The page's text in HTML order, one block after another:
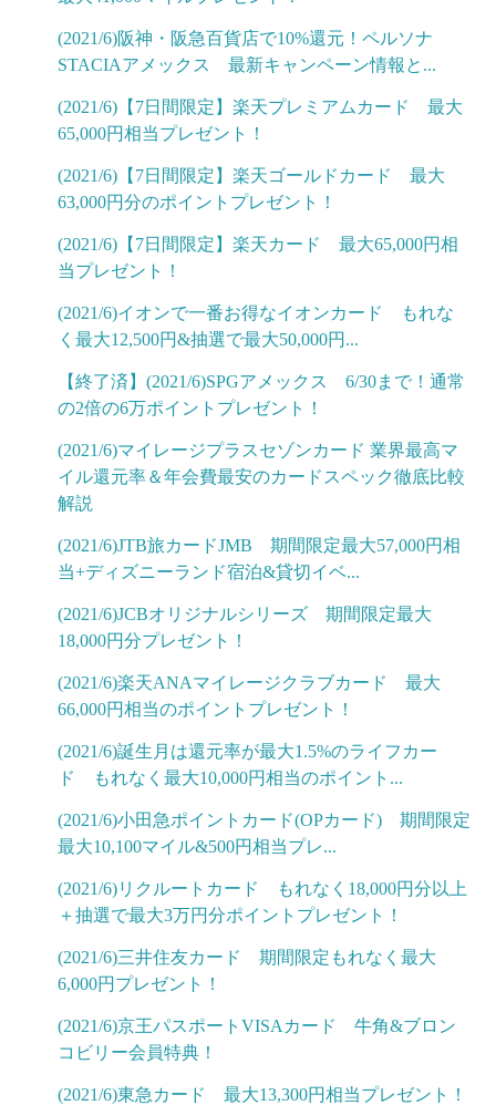
(2021/6)阪神・阪急百貨店で10%還元！ペルソナ
STACIAアメックス 最新キャンペーン情報と...
(2021/6)【7日間限定】楽天プレミアムカード 最大
65,000円相当プレゼント！
(2021/6)【7日間限定】楽天ゴールドカード 最大
63,000円分のポイントプレゼント！
(2021/6)【7日間限定】楽天カード 最大65,000円相
当プレゼント！
(2021/6)イオンで一番お得なイオンカード もれな
く最大12,500円&抽選で最大50,000円...
【終了済】(2021/6)SPGアメックス 6/30まで！通常
の2倍の6万ポイントプレゼント！
(2021/6)マイレージプラスセゾンカード 業界最高マ
イル還元率＆年会費最安のカードスペック徹底比較
解説
(2021/6)JTB旅カードJMB 期間限定最大57,000円相
当+ディズニーランド宿泊&貸切イベ...
(2021/6)JCBオリジナルシリーズ 期間限定最大
18,000円分プレゼント！
(2021/6)楽天ANAマイレージクラブカード 最大
66,000円相当のポイントプレゼント！
(2021/6)誕生月は還元率が最大1.5%のライフカー
ド もれなく最大10,000円相当のポイント...
(2021/6)小田急ポイントカード(OPカード) 期間限定
最大10,100マイル&500円相当プレ...
(2021/6)リクルートカード もれなく18,000円分以上
＋抽選で最大3万円分ポイントプレゼント！
(2021/6)三井住友カード 期間限定もれなく最大
6,000円プレゼント！
(2021/6)京王パスポートVISAカード 牛角&ブロン
コビリー会員特典！
(2021/6)東急カード 最大13,300円相当プレゼント！